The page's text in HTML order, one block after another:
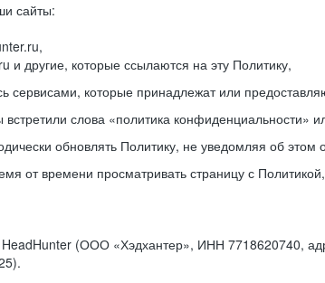
сайты:
и другие, которые ссылаются на эту Политику,
сервисами, которые принадлежат или
встретили слова «политика
обновлять Политику, не уведомляя об этом
от времени просматривать страницу с
(ООО «Хэдхантер», ИНН 7718620740,